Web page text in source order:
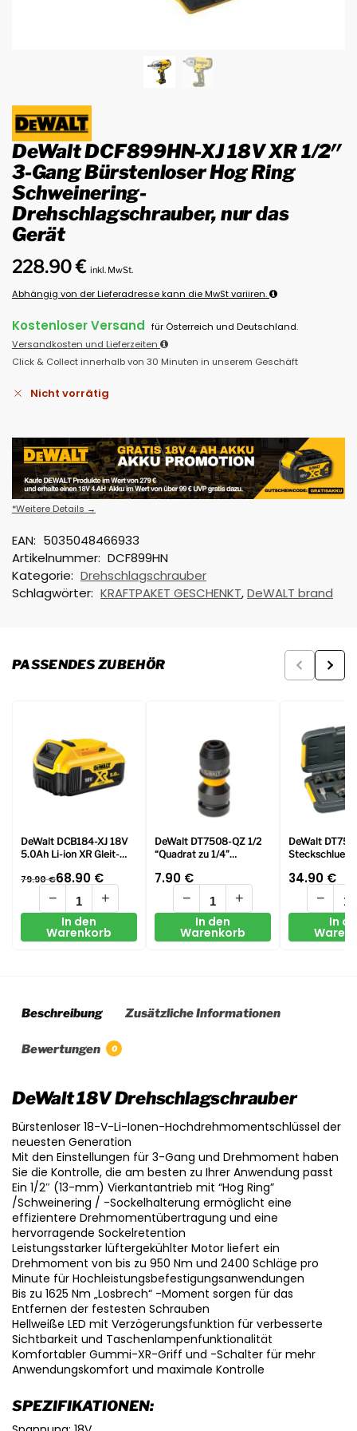
DeWalt DCF899HN-XJ 18V XR 1/2″
3-Gang Bürstenloser Hog Ring
Schweinering-
Drehschlagschrauber, nur das
Gerät
228.90€ inkl. MwSt.
Abhängig von der Lieferadresse kann die MwSt variiren.
Kostenloser Versand für Österreich und Deutschland.
Versandkosten und Lieferzeiten
Click & Collect innerhalb von 30 Minuten in unserem Geschäft
Nicht vorrätig
*Weitere Details →
EAN: 5035048466933
Artikelnummer: DCF899HN
Kategorie: Drehschlagschrauber
Schlagwörter: KRAFTPAKET GESCHENKT,DeWALT brand
PASSENDES ZUBEHÖR
DeWalt DCB184-XJ 18V
5.0Ah Li-ion XR Gleit-
79.90€68.90 €
−
+
In den
Warenkorb
DeWalt DT7508-QZ 1/2
“Quadrat zu 1/4”
Konvertierungsadapter
7.90 €
−
+
In den
Warenkorb
DeWalt
34.90 €
−
In
Beschreibung Zusätzliche Informationen
Bewertungen 0
DeWalt 18V Drehschlagschrauber
Bürstenloser 18-V-Li-Ionen-Hochdrehmomentschlüssel der
neuesten Generation
Mit den Einstellungen für 3-Gang und Drehmoment haben
Sie die Kontrolle, die am besten zu Ihrer Anwendung passt
Ein 1/2″ (13-mm) Vierkantantrieb mit “Hog Ring”
/Schweinering / -Sockelhalterung ermöglicht eine
effizientere Drehmomentübertragung und eine
hervorragende Sockelretention
Leistungsstarker lüftergekühlter Motor liefert ein
Drehmoment von bis zu 950 Nm und 2400 Schläge pro
Minute für Hochleistungsbefestigungsanwendungen
Bis zu 1625 Nm „Losbrech“ -Moment sorgen für das
Entfernen der festesten Schrauben
Hellweiße LED mit Verzögerungsfunktion für verbesserte
Sichtbarkeit und Taschenlampenfunktionalität
Komfortabler Gummi-XR-Griff und -Schalter für mehr
Anwendungskomfort und maximale Kontrolle
SPEZIFIKATIONEN: